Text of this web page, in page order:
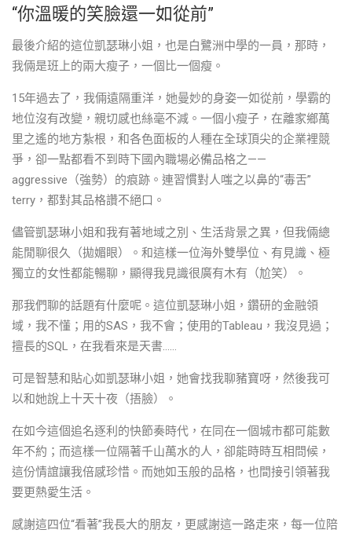
“你溫暖的笑臉還一如從前”
最後介紹的這位凱瑟琳小姐，也是白鷺洲中學的一員，那時，
我倆是班上的兩大瘦子，一個比一個瘦。
15年過去了，我倆遠隔重洋，她曼妙的身姿一如從前，學霸的
地位沒有改變，親切感也絲毫不減。一個小瘦子，在離家鄉萬
里之遙的地方紮根，和各色面板的人種在全球頂尖的企業裡競
爭，卻一點都看不到時下國內職場必備品格之——
aggressive（強勢）的痕跡。連習慣對人嗤之以鼻的“毒舌”
terry，都對其品格讚不絕口。
儘管凱瑟琳小姐和我有著地域之別、生活背景之異，但我倆總
能閒聊很久（拋媚眼）。和這樣一位海外雙學位、有見識、極
獨立的女性都能暢聊，顯得我見識很廣有木有（尬笑）。
那我們聊的話題有什麼呢。這位凱瑟琳小姐，鑽研的金融領
域，我不懂；用的SAS，我不會；使用的Tableau，我沒見過；
擅長的SQL，在我看來是天書……
可是智慧和貼心如凱瑟琳小姐，她會找我聊豬寶呀，然後我可
以和她說上十天十夜（捂臉）。
在如今這個追名逐利的快節奏時代，在同在一個城市都可能數
年不約；而這樣一位隔著千山萬水的人，卻能時時互相問候，
這份情誼讓我倍感珍惜。而她如玉般的品格，也間接引領著我
要更熱愛生活。
感謝這四位“看著”我長大的朋友，更感謝這一路走來，每一位陪